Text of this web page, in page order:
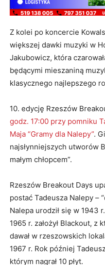
Z kolei po koncercie
większej dawki muzyki w
Jakubowicz, która
będącymi mieszaniną
klasycznego najlepszego
10. edycję Rzeszów
godz. 17:00 przy pomniku
Maja “Gramy dla Nalepy”.
najsłynniejszych utworów
małym chłopcem”.
Rzeszów Breakout Days
postać Tadeusza Nalepy –
Nalepa urodził się w 1943
1965 r. założył Blackout,
dawał w rzeszowskich
1967 r. Rok później
którym nagrał 10 płyt.